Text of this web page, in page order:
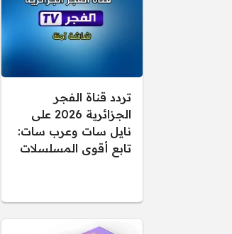
تردد قناة الفجر
الجزائرية 2026 على
نايل سات وعرب سات:
تابع أقوى المسلسلات